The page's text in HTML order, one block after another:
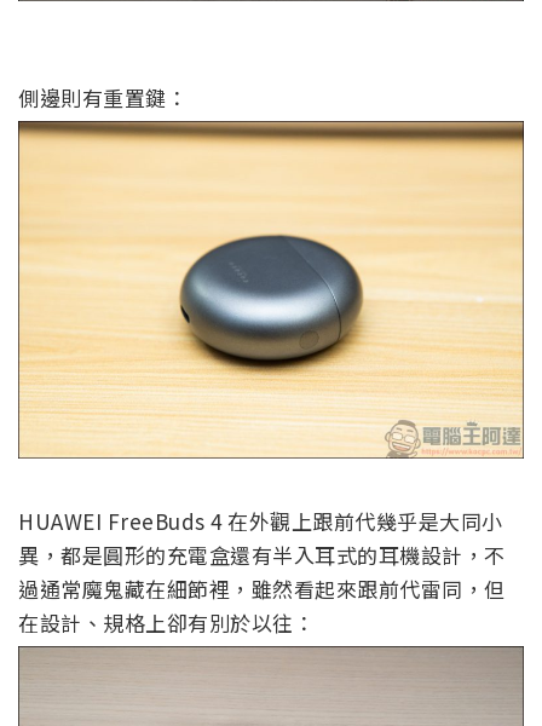
側邊則有重置鍵：
HUAWEI FreeBuds 4 在外觀上跟前代幾乎是大同小
異，都是圓形的充電盒還有半入耳式的耳機設計，不
過通常魔鬼藏在細節裡，雖然看起來跟前代雷同，但
在設計、規格上卻有別於以往：